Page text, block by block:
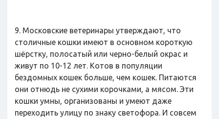
9. Московские ветеринары утверждают, что
столичные кошки имеют в основном короткую
шёрстку, полосатый или черно-белый окрас и
живут по 10-12 лет. Котов в популяции
бездомных кошек больше, чем кошек. Питаются
они отнюдь не сухими корочками, а мясом. Эти
кошки умны, организованы и умеют даже
переходить улицу по знаку светофора. И совсем